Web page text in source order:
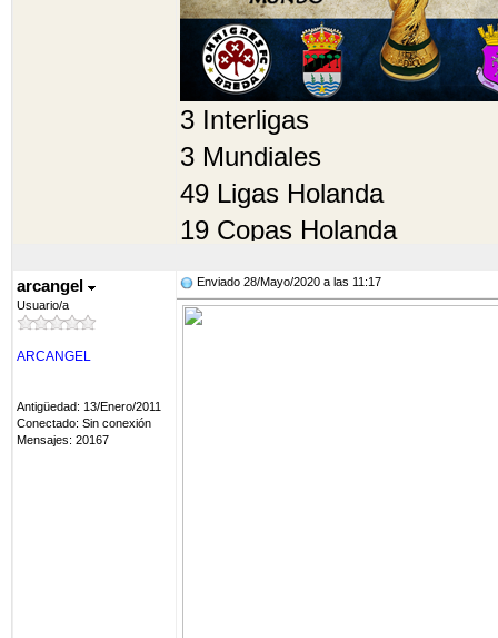
3 Interligas
3 Mundiales
49 Ligas Holanda
19 Copas Holanda
31 Supercopas holandesas
arcangel
Usuario/a
ARCANGEL
Antigüedad: 13/Enero/2011
Conectado: Sin conexión
Mensajes: 20167
Enviado 28/Mayo/2020 a las 11:17